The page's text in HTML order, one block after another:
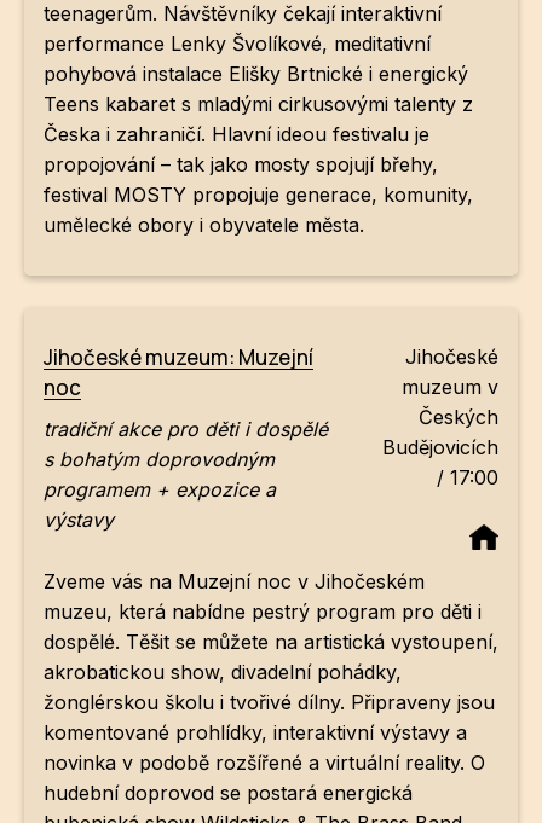
teenagerům. Návštěvníky čekají interaktivní
performance Lenky Švolíkové, meditativní
pohybová instalace Elišky Brtnické i energický
Teens kabaret s mladými cirkusovými talenty z
Česka i zahraničí. Hlavní ideou festivalu je
propojování – tak jako mosty spojují břehy,
festival MOSTY propojuje generace, komunity,
umělecké obory i obyvatele města.
Jihočeské muzeum: Muzejní
noc
tradiční akce pro děti i dospělé
s bohatým doprovodným
programem + expozice a
výstavy
Jihočeské
muzeum v
Českých
Budějovicích
/ 17:00
Zveme vás na Muzejní noc v Jihočeském
muzeu, která nabídne pestrý program pro děti i
dospělé. Těšit se můžete na artistická vystoupení,
akrobatickou show, divadelní pohádky,
žonglérskou školu i tvořivé dílny. Připraveny jsou
komentované prohlídky, interaktivní výstavy a
novinka v podobě rozšířené a virtuální reality. O
hudební doprovod se postará energická